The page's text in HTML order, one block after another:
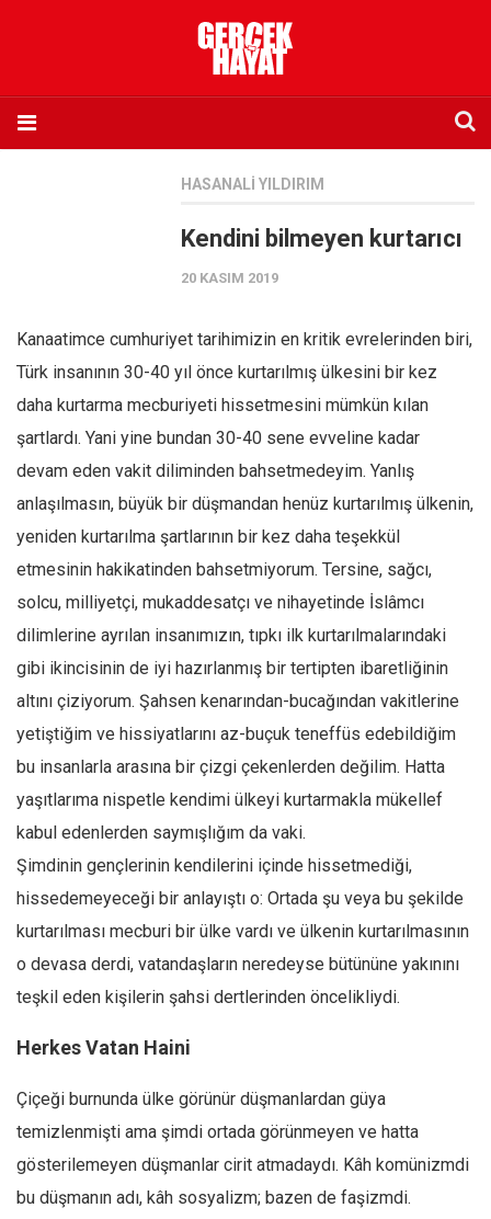
Eksik sayıların temini
Sosyal Medya
Twitter
Facebook
Instagram
YouTube
Editörden
Kemal Özer
Mahmut Toptaş
Yvonne Ridley
Barış Tarımcıoğlu
Ömer Kayani
Yusuf Armağan
Hasanali Yıldırım
Abir E. Nahas
Amina S. Jenenkovic
Bağdagül Öz
Esra Elönü
» Yazar arşivi
HASANALI YILDIRIM
Kendini bilmeyen kurtarıcı
20 KASIM 2019
Kanaatimce cumhuriyet tarihimizin en kritik evrelerinden biri,
Türk insanının 30-40 yıl önce kurtarılmış ülkesini bir kez
daha kurtarma mecburiyeti hissetmesini mümkün kılan
şartlardı. Yani yine bundan 30-40 sene evveline kadar
devam eden vakit diliminden bahsetmedeyim. Yanlış
anlaşılmasın, büyük bir düşmandan henüz kurtarılmış ülkenin,
yeniden kurtarılma şartlarının bir kez daha teşekkül
etmesinin hakikatinden bahsetmiyorum. Tersine, sağcı,
solcu, milliyetçi, mukaddesatçı ve nihayetinde İslâmcı
dilimlerine ayrılan insanımızın, tıpkı ilk kurtarılmalarındaki
gibi ikincisinin de iyi hazırlanmış bir tertipten ibaretliğinin
altını çiziyorum. Şahsen kenarından-bucağından vakitlerine
yetiştiğim ve hissiyatlarını az-buçuk teneffüs edebildiğim
bu insanlarla arasına bir çizgi çekenlerden değilim. Hatta
yaşıtlarıma nispetle kendimi ülkeyi kurtarmakla mükellef
kabul edenlerden saymışlığım da vaki.
Şimdinin gençlerinin kendilerini içinde hissetmediği,
hissedemeyeceği bir anlayıştı o: Ortada şu veya bu şekilde
kurtarılması mecburi bir ülke vardı ve ülkenin kurtarılmasının
o devasa derdi, vatandaşların neredeyse bütününe yakınını
teşkil eden kişilerin şahsi dertlerinden öncelikliydi.
Herkes Vatan Haini
Çiçeği burnunda ülke görünür düşmanlardan güya
temizlenmişti ama şimdi ortada görünmeyen ve hatta
gösterilemeyen düşmanlar cirit atmadaydı. Kâh komünizmdi
bu düşmanın adı, kâh sosyalizm; bazen de faşizmdi.